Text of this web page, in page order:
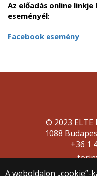
Az előadás online
eseményél:
Facebook esemény
A weboldalon „cookie”-
© 2023
1088
+36 1